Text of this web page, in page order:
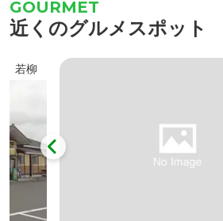
を設
ショ
化」
ゲ、サラサドウダン、サワラ
ガミ、キンコウカなど様々な
出会うことができます。 特
に咲くオレンジ色のニッコ
地の代名詞となっていま...
近くのグルメスポット
若柳